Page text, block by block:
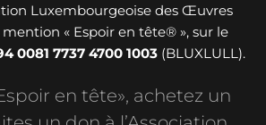
Luxembourgeoise des Œuvres
« Espoir en tête® », sur le
0081 7737 4700 1003 (BLUXLULL).
en tête», achetez un